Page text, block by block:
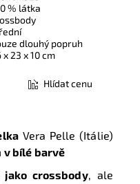
% látka
dlouhý popruh
x 23 x 10 cm
Hlídat cenu
Vera Pelle (Itálie)
v bílé barvě
jako crossbody, ale